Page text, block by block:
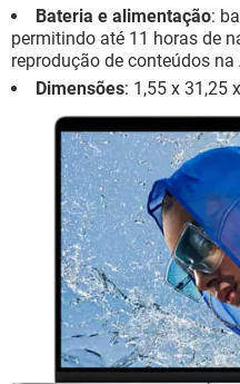
Bateria e alimentação:
permitindo até 11 horas de
reprodução de conteúdos na
Dimensões: 1,55 x 31,25